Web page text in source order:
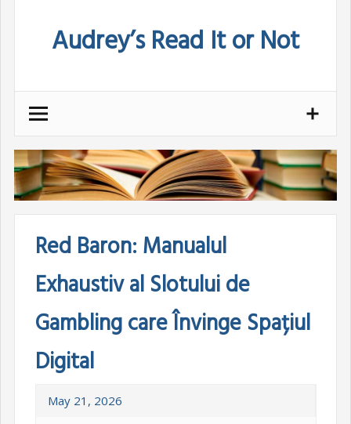
Audrey’s Read It or Not
Red Baron: Manualul
Exhaustiv al Slotului de
Gambling care Învinge Spațiul
Digital
May 21, 2026